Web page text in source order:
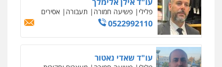
עו"ד משה פלמור
פלילי כלכלי צווארון לבן
אסירים
0549732303